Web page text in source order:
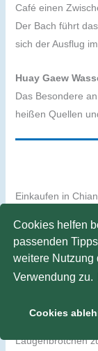
Cookies helfen
passenden
weitere Nutzung
Verwendung zu.
Cookies
Café einen
Der Bach führt
sich der Ausflug
Huay Gaew
Das Besondere
heißen Quellen
Einkaufen in
Ich glaube alle
vermissen gutes
Brot, weil es
gibt es meines
(Central Plaza
Laugenbrötchen